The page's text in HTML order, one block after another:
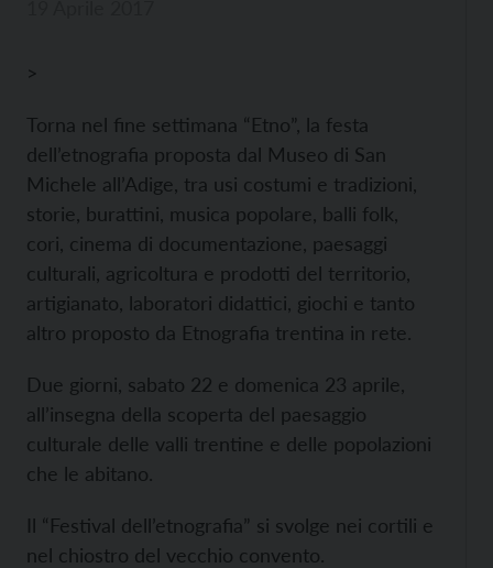
>
Torna nel fine settimana “Etno”, la festa
dell’etnografia proposta dal Museo di San
Michele all’Adige, tra usi costumi e tradizioni,
storie, burattini, musica popolare, balli folk,
cori, cinema di documentazione, paesaggi
culturali, agricoltura e prodotti del territorio,
artigianato, laboratori didattici, giochi e tanto
altro proposto da Etnografia trentina in rete.
Due giorni, sabato 22 e domenica 23 aprile,
all’insegna della scoperta del paesaggio
culturale delle valli trentine e delle popolazioni
che le abitano.
Il “Festival dell’etnografia” si svolge nei cortili e
nel chiostro del vecchio convento.